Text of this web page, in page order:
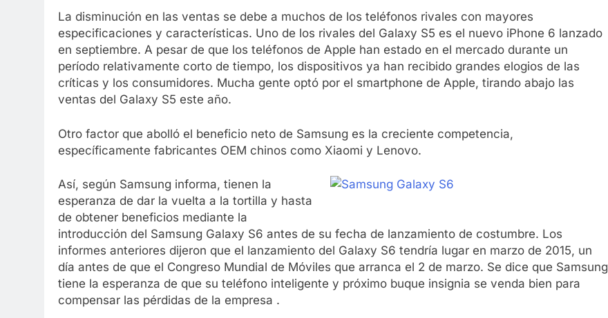
La disminución en las ventas se debe a muchos de los teléfonos rivales con mayores
especificaciones y características. Uno de los rivales del Galaxy S5 es el nuevo iPhone 6 lanzado
en septiembre. A pesar de que los teléfonos de Apple han estado en el mercado durante un
período relativamente corto de tiempo, los dispositivos ya han recibido grandes elogios de las
críticas y los consumidores. Mucha gente optó por el smartphone de Apple, tirando abajo las
ventas del Galaxy S5 este año.
Otro factor que abolló el beneficio neto de Samsung es la creciente competencia,
específicamente fabricantes OEM chinos como Xiaomi y Lenovo.
Así, según Samsung informa, tienen la
esperanza de dar la vuelta a la tortilla y hasta
de obtener beneficios mediante la
introducción del Samsung Galaxy S6 antes de su fecha de lanzamiento de costumbre. Los
informes anteriores dijeron que el lanzamiento del Galaxy S6 tendría lugar en marzo de 2015, un
día antes de que el Congreso Mundial de Móviles que arranca el 2 de marzo. Se dice que Samsung
tiene la esperanza de que su teléfono inteligente y próximo buque insignia se venda bien para
compensar las pérdidas de la empresa .